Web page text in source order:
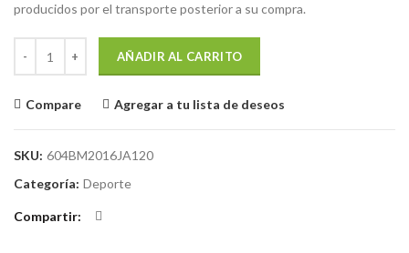
producidos por el transporte posterior a su compra.
AÑADIR AL CARRITO
Compare Agregar a tu lista de deseos
SKU: 604BM2016JA120
Categoría: Deporte
Compartir